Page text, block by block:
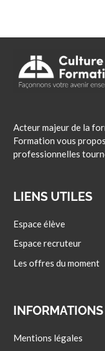
Acteur majeur de la
Formation vous
professionnelles
LIENS UTILES
Espace élève
Espace recruteur
Les offres du moment
Mentions légales